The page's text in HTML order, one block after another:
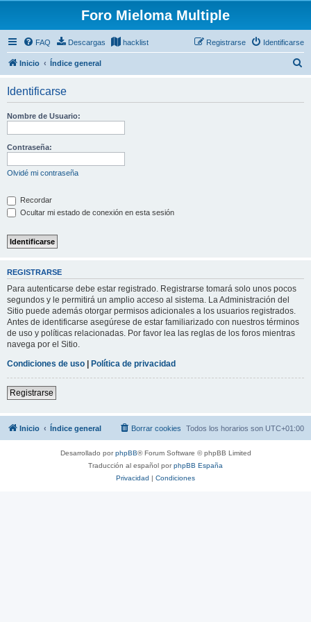
Foro Mieloma Multiple
FAQ Descargas hacklist Identificarse
Registrarse
Inicio Índice general
Identificarse
Nombre de Usuario:
Contraseña:
Olvidé mi contraseña
Recordar
Ocultar mi estado de conexión en esta sesión
REGISTRARSE
Para autenticarse debe estar registrado. Registrarse tomará solo unos pocos
segundos y le permitirá un amplio acceso al sistema. La Administración del
Sitio puede además otorgar permisos adicionales a los usuarios registrados.
Antes de identificarse asegúrese de estar familiarizado con nuestros términos
de uso y políticas relacionadas. Por favor lea las reglas de los foros mientras
navega por el Sitio.
Condiciones de uso | Política de privacidad
Registrarse
Inicio Índice general Todos los horarios son UTC+01:00
Borrar cookies
Desarrollado porphpBB® Forum Software © phpBB Limited
Traducción al español porphpBB España
Privacidad | Condiciones